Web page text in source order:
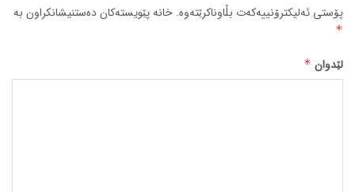
پۆستی ئەلیکترۆنییەکەت بڵاوناکرێتەوە. خانە پێویستەکان دەستنیشانکراون بە
*
لێدوان *